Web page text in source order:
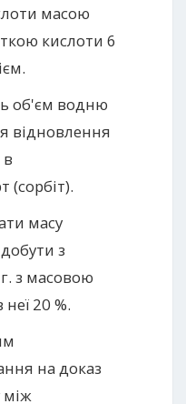
масою
кислоти 6
об'єм водню
відновлення
(сорбіт).
масу
з
з масовою
20 %.
на доказ
між